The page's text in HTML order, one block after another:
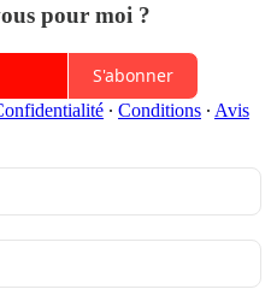
pour moi ?
S'abonner
∙ Conditions ∙ Avis